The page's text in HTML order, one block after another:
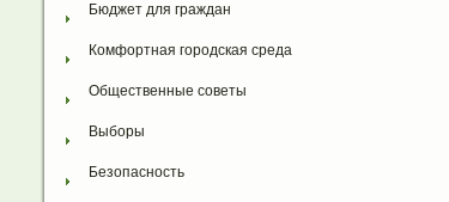
Бюджет для граждан
Комфортная городская среда
Общественные советы
Выборы
Безопасность